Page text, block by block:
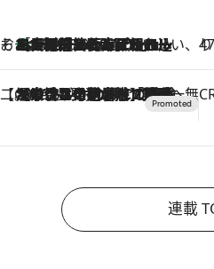
そおだよおこの関西おいしい、おやつ紀行
2026.8.9
［大阪府箕面市］一皿一皿目の前で仕上げられる、料理を巧みに組み込んだアシェットデセールコース「ミチル アシェット デセール（Michiru assiette dessert）」 47
【CREA×星野リゾート】唯一無二。癒しと発見が待つ場所へ
2026.8.7
【トンボの足水浴】ヒノキの香りに包まれて涼感マックス！約13℃の湧水かけ流しを避暑地「星野温泉 トンボの湯」で体験
連載